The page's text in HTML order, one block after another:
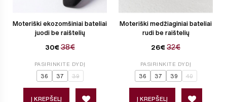
Moteriški ekozomšiniai bateliai
juodi be raištelių
30€ 38€
PASIRINKITE DYDĮ
36 37 39
Į KREPŠELĮ
Moteriški medžiaginiai bateliai
rudi be raištelių
26€ 32€
PASIRINKITE DYDĮ
36 37 39 40
Į KREPŠELĮ